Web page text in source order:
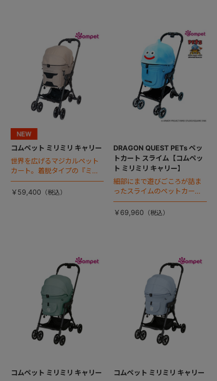
コムペット ミリミリ キャリー
世界を広げるマジカルペット
カート。着脱タイプの『ミリ
ミリ キャリー』 からアースカ
ラーが登場！
￥59,400
DRAGON QUEST PETs ペッ
トカート スライム【コムペッ
ト ミリミリ キャリー】
細部にまで遊びごころが詰ま
ったスライムのペットカー
ト。
￥69,960
コムペット ミリミリ キャリー
コムペット ミリミリ キャリー